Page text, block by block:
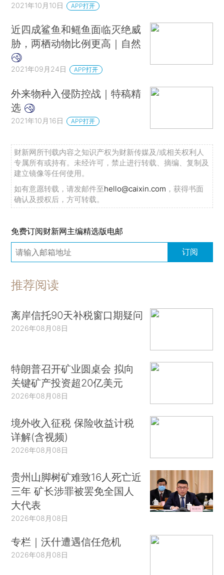
2021年10月10日 APP打开
近四成鲨鱼和鳐鱼面临灭绝威
胁，两栖动物比例更高｜自然
2021年09月24日 APP打开
外来物种入侵防控战｜特稿精
选
2021年10月16日 APP打开
财新网所刊载内容之知识产权为财新传媒及/或相关权利人
专属所有或持有。未经许可，禁止进行转载、摘编、复制及
建立镜像等任何使用。
如有意愿转载，请发邮件至hello@caixin.com ，获得书面
确认及授权后，方可转载。
免费订阅财新网主编精选版电邮
订阅
推荐阅读
离岸信托90天补税窗口期疑问
2026年08月08日
特朗普召开矿业圆桌会 拟向
关键矿产投资超20亿美元
2026年08月08日
境外收入征税 保险收益计税
详解(含视频)
2026年08月08日
贵州山脚树矿难致16人死亡近
三年 矿长涉罪被罢免全国人
大代表
2026年08月08日
专栏｜沃什遭遇信任危机
2026年08月08日